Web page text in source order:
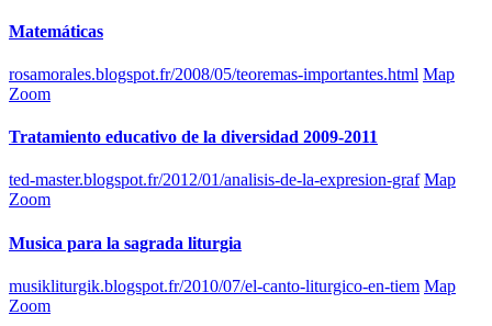
Matemáticas
rosamorales.blogspot.fr/2008/05/teoremas-importantes.html Map
Zoom
Tratamiento educativo de la diversidad 2009-2011
ted-master.blogspot.fr/2012/01/analisis-de-la-expresion-graf Map
Zoom
Musica para la sagrada liturgia
musikliturgik.blogspot.fr/2010/07/el-canto-liturgico-en-tiem Map
Zoom